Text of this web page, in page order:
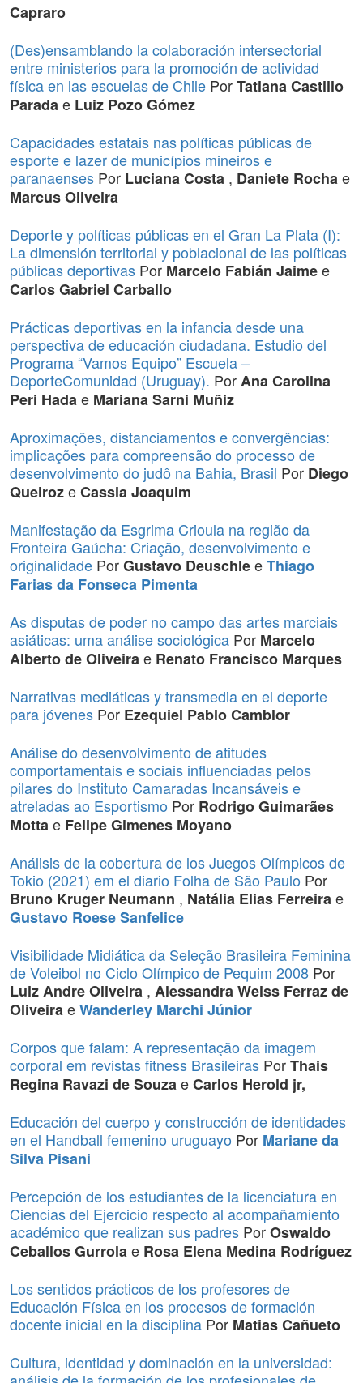
Capraro
(Des)ensamblando la colaboración intersectorial
entre ministerios para la promoción de actividad
física en las escuelas de Chile PorTatiana Castillo
Paradae Luiz Pozo Gómez
Capacidades estatais nas políticas públicas de
esporte e lazer de municípios mineiros e
paranaenses Por Luciana Costa , Daniete Rochae
Marcus Oliveira
Deporte y políticas públicas en el Gran La Plata (I):
La dimensión territorial y poblacional de las políticas
públicas deportivas Por Marcelo Fabián Jaimee
Carlos Gabriel Carballo
Prácticas deportivas en la infancia desde una
perspectiva de educación ciudadana. Estudio del
Programa “Vamos Equipo” Escuela –
DeporteComunidad (Uruguay). PorAna Carolina
Peri Hadae Mariana Sarni Muñiz
Aproximações, distanciamentos e convergências:
implicações para compreensão do processo de
desenvolvimento do judô na Bahia, Brasil Por Diego
QueirozeCassia Joaquim
Manifestação da Esgrima Crioula na região da
Fronteira Gaúcha: Criação, desenvolvimento e
originalidade PorGustavo DeuschleeThiago
Farias da Fonseca Pimenta
As disputas de poder no campo das artes marciais
asiáticas: uma análise sociológica Por Marcelo
Alberto de Oliveirae Renato Francisco Marques
Narrativas mediáticas y transmedia en el deporte
para jóvenes Por Ezequiel Pablo Camblor
Análise do desenvolvimento de atitudes
comportamentais e sociais influenciadas pelos
pilares do Instituto Camaradas Incansáveis e
atreladas ao Esportismo Por Rodrigo Guimarães
Mottae Felipe Gimenes Moyano
Análisis de la cobertura de los Juegos Olímpicos de
Tokio (2021) em el diario Folha de São Paulo Por
Bruno Kruger Neumann , Natália Elias Ferreirae
Gustavo Roese Sanfelice
Visibilidade Midiática da Seleção Brasileira Feminina
de Voleibol no Ciclo Olímpico de Pequim 2008 Por
Luiz Andre Oliveira , Alessandra Weiss Ferraz de
OliveiraeWanderley Marchi Júnior
Corpos que falam: A representação da imagem
corporal em revistas fitness Brasileiras PorThais
Regina Ravazi de SouzaeCarlos Herold jr,
Educación del cuerpo y construcción de identidades
en el Handball femenino uruguayo Por Mariane da
Silva Pisani
Percepción de los estudiantes de la licenciatura en
Ciencias del Ejercicio respecto al acompañamiento
académico que realizan sus padres PorOswaldo
Ceballos Gurrolae Rosa Elena Medina Rodríguez
Los sentidos prácticos de los profesores de
Educación Física en los procesos de formación
docente inicial en la disciplina Por Matias Cañueto
Cultura, identidad y dominación en la universidad: